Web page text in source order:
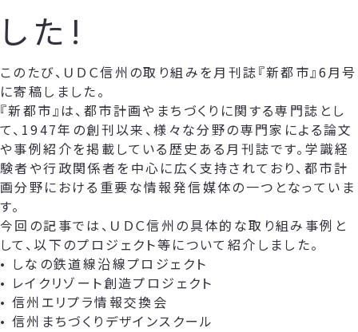
した!
このたび、ＵＤＣ信州の取り組みを月刊誌『新都市』6月号
に寄稿しました。
『新都市』は、都市計画やまちづくりに関する専門誌とし
て、1947年の創刊以来、様々な分野の専門家による論文
や事例紹介を掲載している歴史ある月刊誌です。学識経
験者や行政関係者を中心に広く支持されており、都市計
画分野における重要な情報発信媒体の一つとなっていま
す。
今回の記事では、ＵＤＣ信州の具体的な取り組み事例と
して、以下のプロジェクト等について紹介しました。
• しなの鉄道線沿線プロジェクト
• レイクリゾート創造プロジェクト
• 信州エリプラ情報交換会
• 信州まちづくりデザインスクール